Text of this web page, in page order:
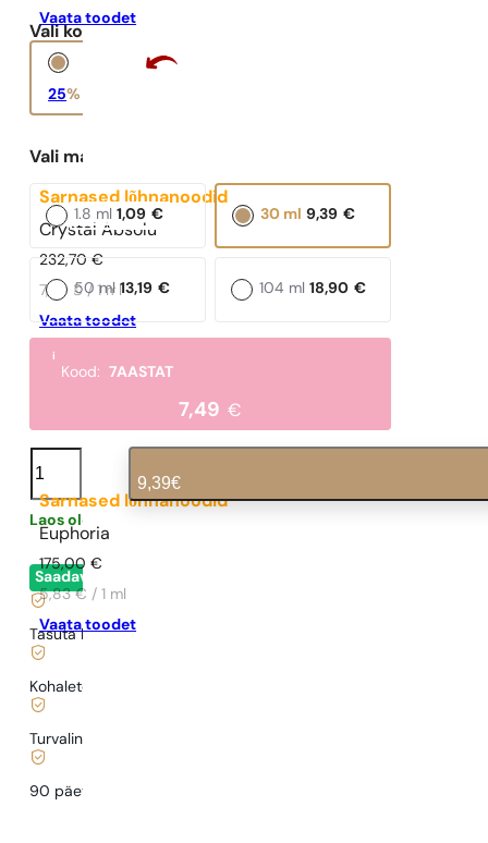
Vaata toodet
Sarnased lõhnanoodid
Crystal Absolu
232,70€
7,76 € / 1 ml
Vaata toodet
Sarnased lõhnanoodid
Euphoria
175,00€
5,83 € / 1 ml
Vaata toodet
Vali kontsentratsioon
25%
Vali maht:
1,09 €
1.8 ml 9,39 €
30 ml
13,19 €
50 ml 18,90 €
104 ml
i
Kood:7AASTAT
7,49 €
N°
228
kogus
9,39€
Laos olemas
Saadaval
Tasuta kohaletoimetamine alates
Kohaletoimetamine alates
Turvaline ostlemine ja maksed
90 päeva